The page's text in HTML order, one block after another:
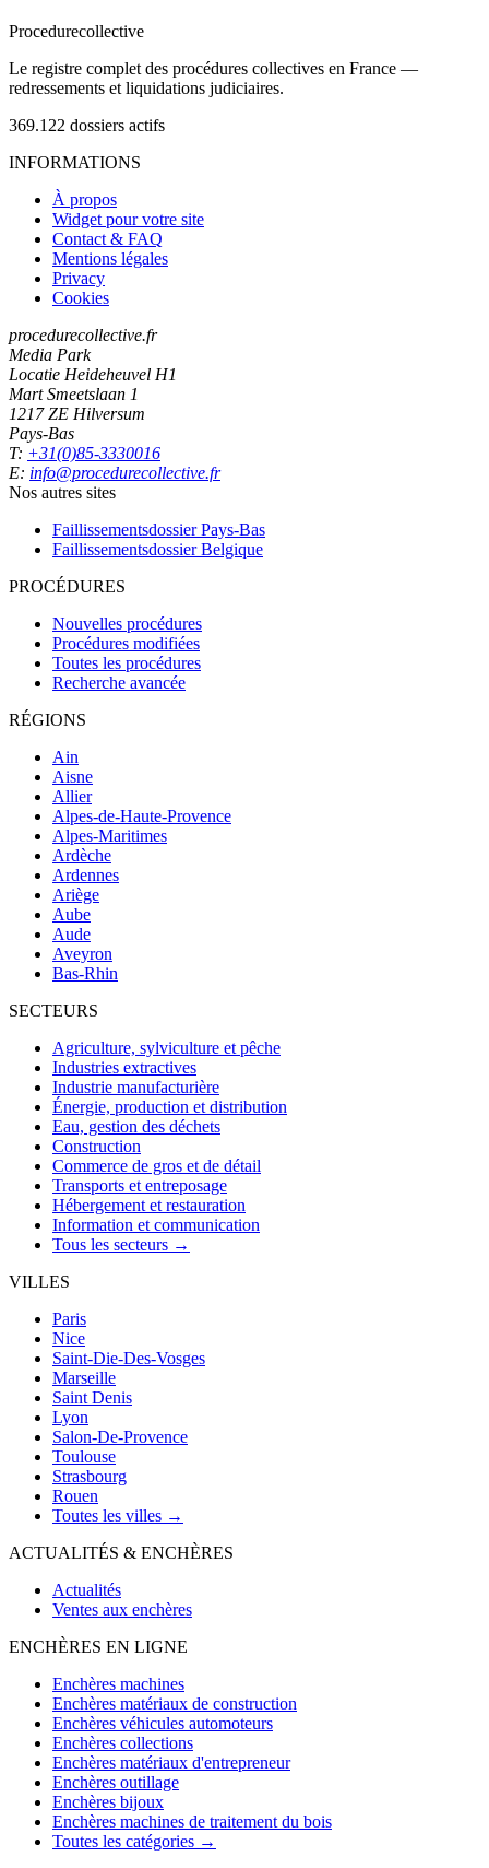
Procedurecollective
Le registre complet des procédures collectives en France —
redressements et liquidations judiciaires.
369.122 dossiers actifs
INFORMATIONS
À propos
Widget pour votre site
Contact & FAQ
Mentions légales
Privacy
Cookies
procedurecollective.fr
Media Park
Locatie Heideheuvel H1
Mart Smeetslaan 1
1217 ZE Hilversum
Pays-Bas
T: +31(0)85-3330016
E: info@procedurecollective.fr
Nos autres sites
Faillissementsdossier Pays-Bas
Faillissementsdossier Belgique
PROCÉDURES
Nouvelles procédures
Procédures modifiées
Toutes les procédures
Recherche avancée
RÉGIONS
Ain
Aisne
Allier
Alpes-de-Haute-Provence
Alpes-Maritimes
Ardèche
Ardennes
Ariège
Aube
Aude
Aveyron
Bas-Rhin
SECTEURS
Agriculture, sylviculture et pêche
Industries extractives
Industrie manufacturière
Énergie, production et distribution
Eau, gestion des déchets
Construction
Commerce de gros et de détail
Transports et entreposage
Hébergement et restauration
Information et communication
Tous les secteurs →
VILLES
Paris
Nice
Saint-Die-Des-Vosges
Marseille
Saint Denis
Lyon
Salon-De-Provence
Toulouse
Strasbourg
Rouen
Toutes les villes →
ACTUALITÉS & ENCHÈRES
Actualités
Ventes aux enchères
ENCHÈRES EN LIGNE
Enchères machines
Enchères matériaux de construction
Enchères véhicules automoteurs
Enchères collections
Enchères matériaux d'entrepreneur
Enchères outillage
Enchères bijoux
Enchères machines de traitement du bois
Toutes les catégories →